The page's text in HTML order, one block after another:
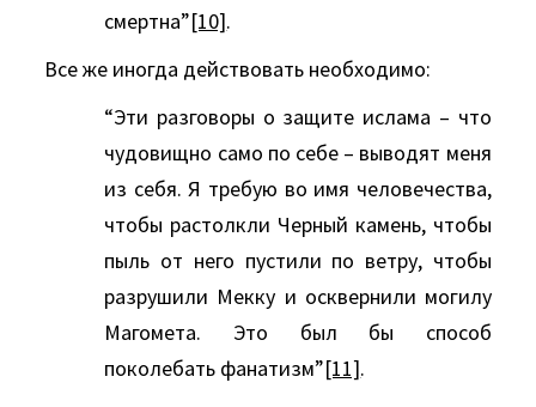
смертна”[10].
Все же иногда действовать необходимо:
“Эти разговоры о защите ислама – что
чудовищно само по себе – выводят меня
из себя. Я требую во имя человечества,
чтобы растолкли Черный камень, чтобы
пыль от него пустили по ветру, чтобы
разрушили Мекку и осквернили могилу
Магомета. Это был бы способ
поколебать фанатизм”[11].